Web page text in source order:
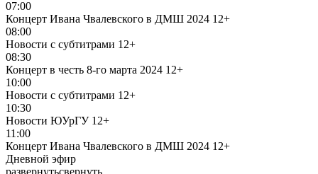
07:00
Концерт Ивана Чвалевского в ДМШ 2024 12+
08:00
Новости с субтитрами 12+
08:30
Концерт в честь 8-го марта 2024 12+
10:00
Новости с субтитрами 12+
10:30
Новости ЮУрГУ 12+
11:00
Концерт Ивана Чвалевского в ДМШ 2024 12+
Дневной эфир
развернутьсвернуть